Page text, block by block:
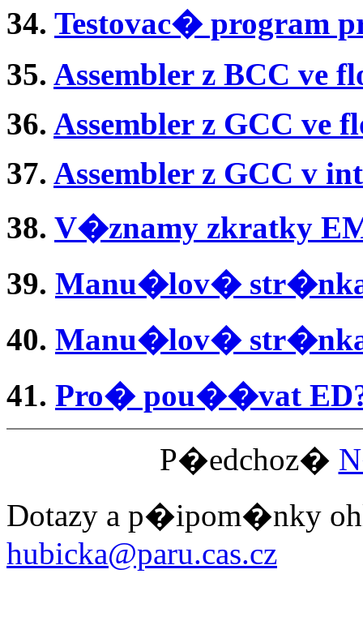
34. Testovac� program
35. Assembler z BCC ve
36. Assembler z GCC ve
37. Assembler z GCC v
38. V�znamy zkratky
39. Manu�lov� str�nka
40. Manu�lov� str�nka
41. Pro� pou��vat
P�edchoz�
Dotazy a p�ipom�nky
hubicka@paru.cas.cz